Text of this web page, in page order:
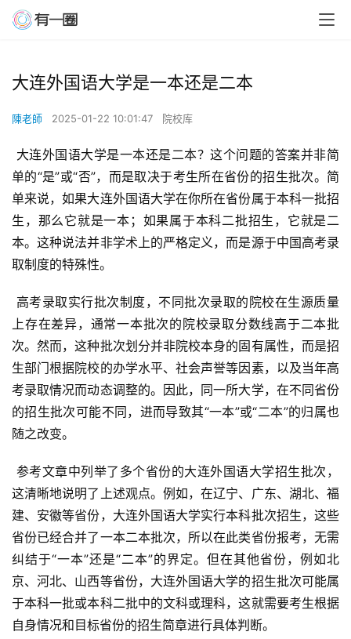
大连外国语大学是一本还是二本
陳老師 2025-01-22 10:01:47 院校库
单的“是”或“否”，而是取决于考生所在省份的招生批次。简
单来说，如果大连外国语大学在你所在省份属于本科一批招
生，那么它就是一本；如果属于本科二批招生，它就是二
本。这种说法并非学术上的严格定义，而是源于中国高考录
取制度的特殊性。
上存在差异，通常一本批次的院校录取分数线高于二本批
次。然而，这种批次划分并非院校本身的固有属性，而是招
生部门根据院校的办学水平、社会声誉等因素，以及当年高
考录取情况而动态调整的。因此，同一所大学，在不同省份
的招生批次可能不同，进而导致其“一本”或“二本”的归属也
随之改变。
这清晰地说明了上述观点。例如，在辽宁、广东、湖北、福
建、安徽等省份，大连外国语大学实行本科批次招生，这些
省份已经合并了一本二本批次，所以在此类省份报考，无需
纠结于“一本”还是“二本”的界定。但在其他省份，例如北
京、河北、山西等省份，大连外国语大学的招生批次可能属
于本科一批或本科二批中的文科或理科，这就需要考生根据
自身情况和目标省份的招生简章进行具体判断。